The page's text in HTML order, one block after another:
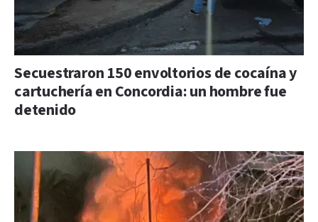
Secuestraron 150 envoltorios de cocaína y
cartuchería en Concordia: un hombre fue
detenido